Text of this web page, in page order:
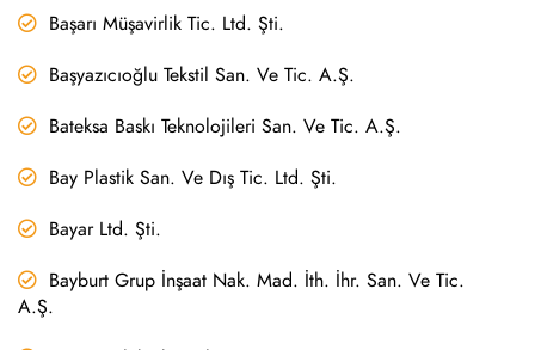
Başarı Müşavirlik Tic. Ltd. Şti.
Başyazıcıoğlu Tekstil San. Ve Tic. A.Ş.
Bateksa Baskı Teknolojileri San. Ve Tic. A.Ş.
Bay Plastik San. Ve Dış Tic. Ltd. Şti.
Bayar Ltd. Şti.
Bayburt Grup İnşaat Nak. Mad. İth. İhr. San. Ve Tic.
A.Ş.